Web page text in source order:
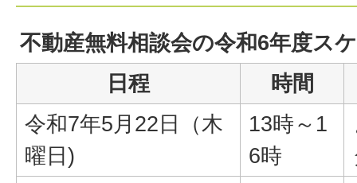
不動産無料相談会の令和6年度ス
日程
時間
令和7年5月22日（木
曜日)
13時～1
6時